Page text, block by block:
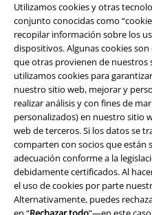
Utilizamos cookies y otras
conjunto conocidas como
recopilar información sobre los
dispositivos. Algunas cookies
que otras provienen de nuestros
utilizamos cookies para
nuestro sitio web, mejorar y
realizar análisis y con fines de
personalizados) en nuestro sitio
web de terceros. Si los datos se
comparten con socios que están
adecuación conforme a la
debidamente certificados. Al
el uso de cookies por parte
Alternativamente, puedes
Legal
Términos y Condiciones
Aviso Legal
Ley protección de datos